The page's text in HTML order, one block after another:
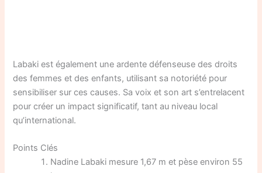
Labaki est également une ardente défenseuse des droits
des femmes et des enfants, utilisant sa notoriété pour
sensibiliser sur ces causes. Sa voix et son art s’entrelacent
pour créer un impact significatif, tant au niveau local
qu’international.
Points Clés
Nadine Labaki mesure 1,67 m et pèse environ 55